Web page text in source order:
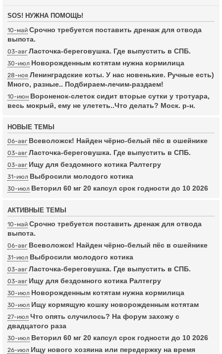
SOS! НУЖНА ПОМОЩЬ!
10-май Срочно требуется поставить дренаж для отвода
выпота.
03-авг Ласточка-береговушка. Где выпустить в СПБ.
30-июл Новорожденным котятам нужна кормилица
28-ноя Ленинградские коты. У нас новенькие. Ручные есть)
Много, разные.. Подбираем-лечим-раздаем!
10-июн Вороненок-слеток сидит вторые сутки у тротуара,
весь мокрый, ему не улететь..Что делать? Моск. р-н.
НОВЫЕ ТЕМЫ
06-авг Всеволожск! Найден чёрно-белый пёс в ошейнике
03-авг Ласточка-береговушка. Где выпустить в СПБ.
03-авг Ищу для бездомного котика Ралтегру
31-июл Выбросили молодого котика
30-июл Веторил 60 мг 20 капсул срок годности до 10 2026
АКТИВНЫЕ ТЕМЫ
10-май Срочно требуется поставить дренаж для отвода
выпота.
06-авг Всеволожск! Найден чёрно-белый пёс в ошейнике
31-июл Выбросили молодого котика
03-авг Ласточка-береговушка. Где выпустить в СПБ.
03-авг Ищу для бездомного котика Ралтегру
30-июл Новорожденным котятам нужна кормилица
30-июл Ищу кормящую кошку новорожденным котятам
27-июл Что опять случилось? На форум захожу с
двадцатого раза
30-июл Веторил 60 мг 20 капсул срок годности до 10 2026
26-июл Ищу нового хозяина или передержку на время